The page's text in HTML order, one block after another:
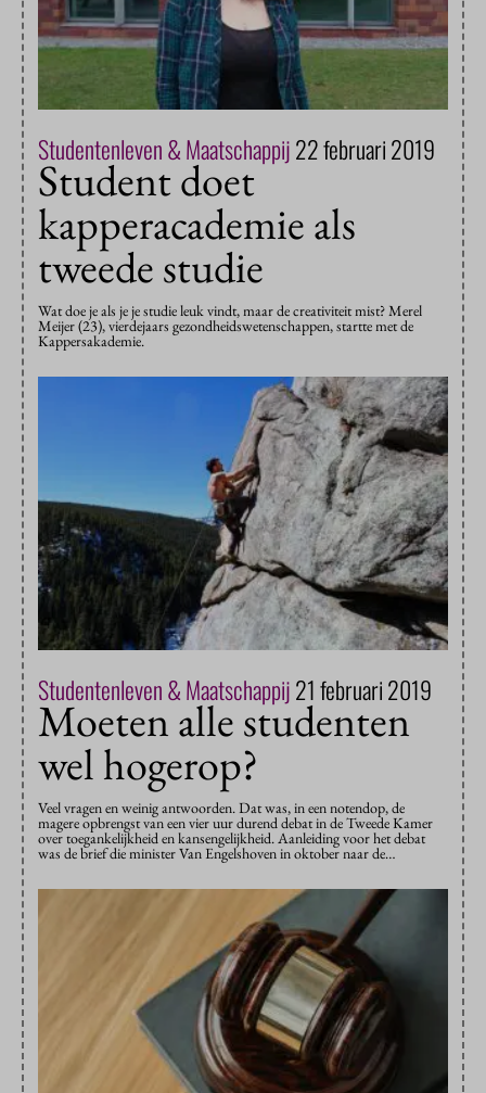
Studentenleven & Maatschappij22 februari 2019
Student doet
kapperacademie als
tweede studie
Wat doe je als je je studie leuk vindt, maar de creativiteit mist? Merel
Meijer (23), vierdejaars gezondheidswetenschappen, startte met de
Kappersakademie.
Studentenleven & Maatschappij21 februari 2019
Moeten alle studenten
wel hogerop?
Veel vragen en weinig antwoorden. Dat was, in een notendop, de
magere opbrengst van een vier uur durend debat in de Tweede Kamer
over toegankelijkheid en kansengelijkheid. Aanleiding voor het debat
was de brief die minister Van Engelshoven in oktober naar de…